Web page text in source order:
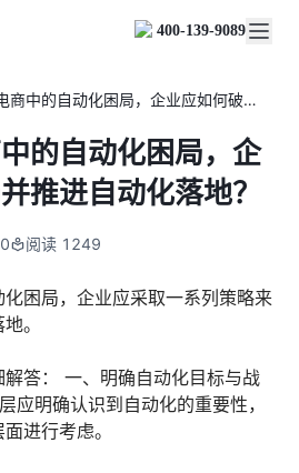
400-139-9089
系统运维 | 智能审核
据运营 | 仓储管理
基层减负 | 优化营商
流监控 | 风险监测
面对跨境电商中的自动化困局，企业应如何破局并推进自动化落地？
的自动化困局，企
推进自动化落地？
阅读 1249
困局，企业应采取一系列策略来
。
答： 一、明确自动化目标与战
应明确认识到自动化的重要性，
进行考虑。